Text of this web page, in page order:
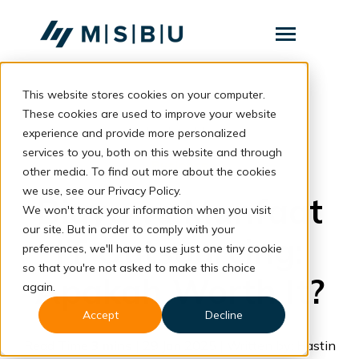
This website stores cookies on your computer.
These cookies are used to improve your website
experience and provide more personalized
services to you, both on this website and through
other media. To find out more about the cookies
we use, see our Privacy Policy.
We won't track your information when you visit
our site. But in order to comply with your
preferences, we'll have to use just one tiny cookie
so that you're not asked to make this choice
again.
Accept
Decline
Toggle
Layanan Toggle
children
Layanan
Komunitas
Tentang
Resources Toggle
children
Resources
Konsultasi
back to blog
Business
Biaya vs Manfaat
IT Outsourcing:
Apakah Worth It?
| 29 Jan 2025 | Written by: Hastin